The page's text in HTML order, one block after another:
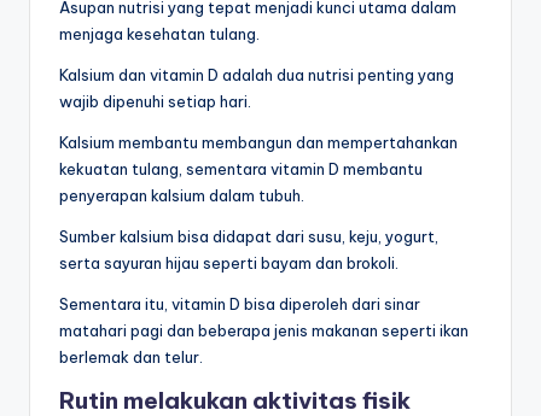
Asupan nutrisi yang tepat menjadi kunci utama dalam
menjaga kesehatan tulang.
Kalsium dan vitamin D adalah dua nutrisi penting yang
wajib dipenuhi setiap hari.
Kalsium membantu membangun dan mempertahankan
kekuatan tulang, sementara vitamin D membantu
penyerapan kalsium dalam tubuh.
Sumber kalsium bisa didapat dari susu, keju, yogurt,
serta sayuran hijau seperti bayam dan brokoli.
Sementara itu, vitamin D bisa diperoleh dari sinar
matahari pagi dan beberapa jenis makanan seperti ikan
berlemak dan telur.
Rutin melakukan aktivitas fisik